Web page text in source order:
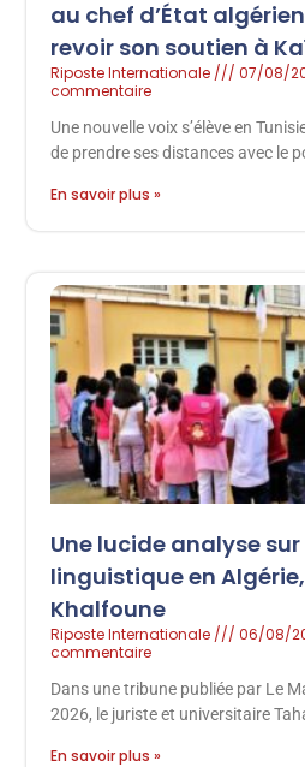
au chef d’État
revoir son soutien à
Riposte Internationale 07/08/
commentaire
Une nouvelle voix s’élève en
de prendre ses distances avec le
En savoir plus »
Une lucide analyse
linguistique en
Khalfoune
Riposte Internationale 06/08/
commentaire
Dans une tribune publiée par Le
2026, le juriste et universitaire
En savoir plus »